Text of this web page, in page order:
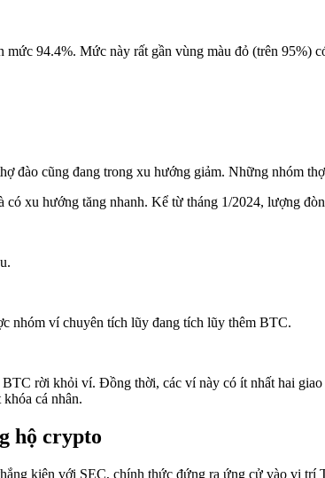
94.4%. Mức này rất gần vùng màu đỏ (trên 95%)
đào cũng đang trong xu hướng giảm. Những nhóm
xu hướng tăng nhanh. Kể từ tháng 1/2024, lượng
nhóm ví chuyên tích lũy đang tích lũy thêm BTC.
rời khỏi ví. Đồng thời, các ví này có ít nhất hai
cá nhân.
hộ crypto
kiện với SEC, chính thức đứng ra ứng cử vào vị trí